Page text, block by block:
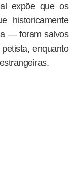
expõe que os
historicamente
— foram salvos
enquanto